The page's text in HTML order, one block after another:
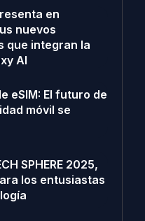
en
nuevos
que integran la
AI
eSIM: El futuro de
móvil se
SPHERE 2025,
los entusiastas